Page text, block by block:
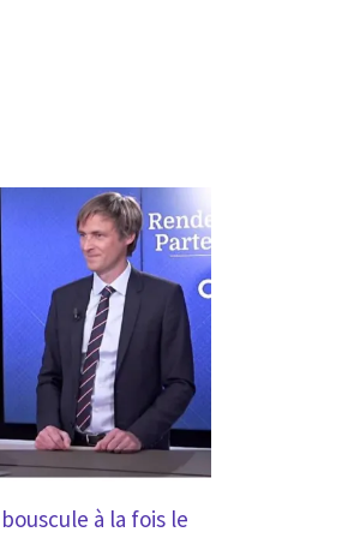
à la fois le